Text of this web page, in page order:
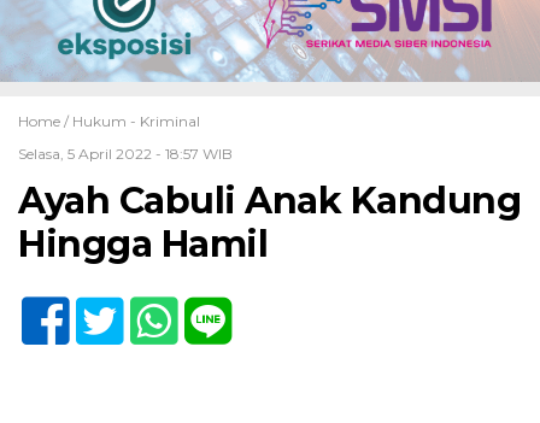
Home / Hukum - Kriminal
Selasa, 5 April 2022 - 18:57 WIB
Ayah Cabuli Anak Kandung
Hingga Hamil